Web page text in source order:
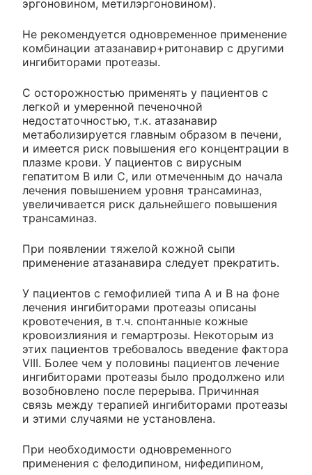
эргоновином, метилэргоновином).
Не рекомендуется одновременное применение
комбинации атазанавир+ритонавир с другими
ингибиторами протеазы.
С осторожностью применять у пациентов с
легкой и умеренной печеночной
недостаточностью, т.к. атазанавир
метаболизируется главным образом в печени,
и имеется риск повышения его концентрации в
плазме крови. У пациентов с вирусным
гепатитом В или С, или отмеченным до начала
лечения повышением уровня трансаминаз,
увеличивается риск дальнейшего повышения
трансаминаз.
При появлении тяжелой кожной сыпи
применение атазанавира следует прекратить.
У пациентов с гемофилией типа A и B на фоне
лечения ингибиторами протеазы описаны
кровотечения, в т.ч. спонтанные кожные
кровоизлияния и гемартрозы. Некоторым из
этих пациентов требовалось введение фактора
VIII. Более чем у половины пациентов лечение
ингибиторами протеазы было продолжено или
возобновлено после перерыва. Причинная
связь между терапией ингибиторами протеазы
и этими случаями не установлена.
При необходимости одновременного
применения с фелодипином, нифедипином,